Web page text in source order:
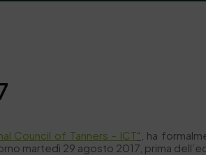
Council of Tanners – ICT“ , ha
martedì 29 agosto 2017, prima